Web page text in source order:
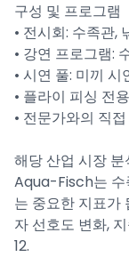
구성 및 프로그램
• 전시회: 수족관,
• 강연 프로그램:
• 시연 풀: 미끼 시
• 플라이 피싱 전
• 전문가와의 직
해당 산업 시장 분
Aqua-Fisch는 수
는 중요한 지표가
자 선호도 변화,
12.